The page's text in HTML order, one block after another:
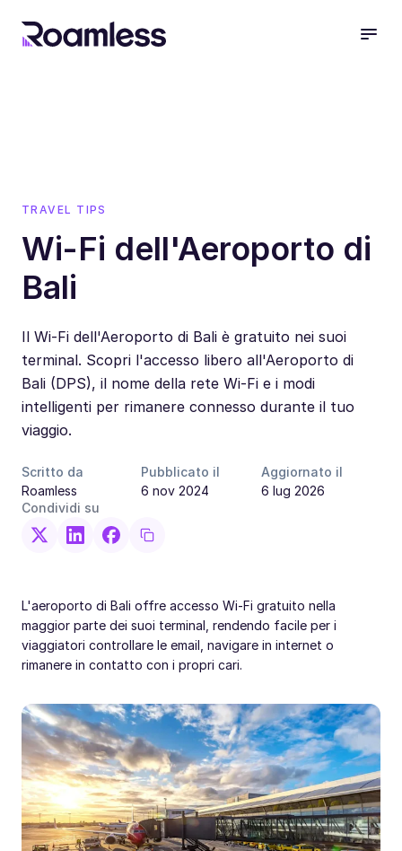
TRAVEL TIPS
Wi-Fi dell'Aeroporto di
Bali
Il Wi-Fi dell'Aeroporto di Bali è gratuito nei suoi
terminal. Scopri l'accesso libero all'Aeroporto di
Bali (DPS), il nome della rete Wi-Fi e i modi
intelligenti per rimanere connesso durante il tuo
viaggio.
Scritto da
Roamless
Pubblicato il
6 nov 2024
Aggiornato il
6 lug 2026
Condividi su
L'aeroporto di Bali offre accesso Wi-Fi gratuito nella
maggior parte dei suoi terminal, rendendo facile per i
viaggiatori controllare le email, navigare in internet o
rimanere in contatto con i propri cari.